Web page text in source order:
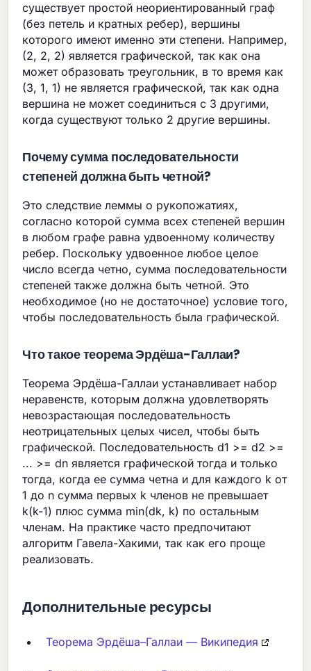
существует простой неориентированный граф
(без петель и кратных ребер), вершины
которого имеют именно эти степени. Например,
(2, 2, 2) является графической, так как она
может образовать треугольник, в то время как
(3, 1, 1) не является графической, так как одна
вершина не может соединиться с 3 другими,
когда существуют только 2 другие вершины.
Почему сумма последовательности
степеней должна быть четной?
Это следствие леммы о рукопожатиях,
согласно которой сумма всех степеней вершин
в любом графе равна удвоенному количеству
ребер. Поскольку удвоенное любое целое
число всегда четно, сумма последовательности
степеней также должна быть четной. Это
необходимое (но не достаточное) условие того,
чтобы последовательность была графической.
Что такое теорема Эрдёша-Галлаи?
Теорема Эрдёша-Галлаи устанавливает набор
неравенств, которым должна удовлетворять
невозрастающая последовательность
неотрицательных целых чисел, чтобы быть
графической. Последовательность d1 >= d2 >=
... >= dn является графической тогда и только
тогда, когда ее сумма четна и для каждого k от
1 до n сумма первых k членов не превышает
k(k-1) плюс сумма min(dk, k) по остальным
членам. На практике часто предпочитают
алгоритм Гавела-Хакими, так как его проще
реализовать.
Дополнительные ресурсы
Теорема Эрдёша–Галлаи — Википедия